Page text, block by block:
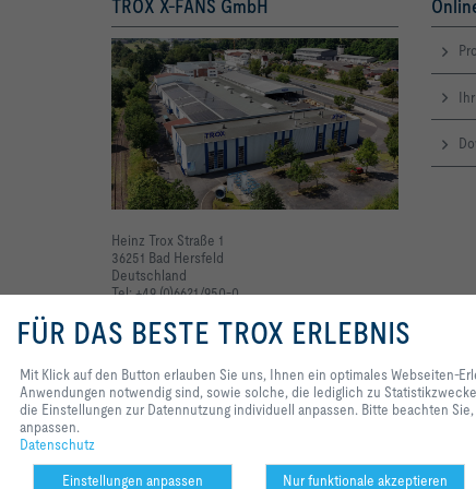
TROX X-FANS GmbH
Heinz Trox Straße 1
36251 Bad Hersfeld
Deutschland
Tel: +49 (0)6621/950-0
FÜR DAS BESTE TROX ERLEBNIS
Mit Klick auf den Button erlauben Sie uns, Ihnen ein optimales Webseiten-
Anwendungen notwendig sind, sowie solche, die lediglich zu
die Einstellungen zur Datennutzung individuell anpassen. Bitte beachten
anpassen.
Datenschutz
Einstellungen anpassen Nur funktionale akzeptieren